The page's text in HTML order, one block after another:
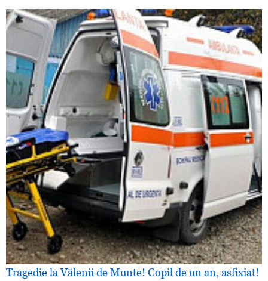
Tragedie la Vălenii de Munte! Copil de un an, asfixiat!